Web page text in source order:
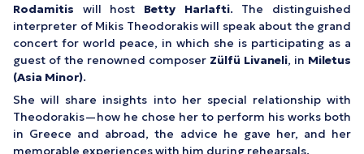
Rodamitis will host Betty Harlafti. The distinguished
interpreter of Mikis Theodorakis will speak about the grand
concert for world peace, in which she is participating as a
guest of the renowned composer Zülfü Livaneli, in Miletus
(Asia Minor).
She will share insights into her special relationship with
Theodorakis—how he chose her to perform his works both
in Greece and abroad, the advice he gave her, and her
memorable experiences with him during rehearsals.